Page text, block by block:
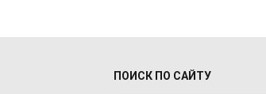
ПОИСК ПО САЙТУ